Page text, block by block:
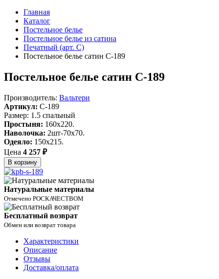
Главная
Каталог
Постельное белье
Постельное белье из сатина
Печатный (арт. С)
Постельное белье сатин С-189
Постельное белье сатин С-189
Производитель: Вальтери
Артикул: C-189
Размер: 1.5 спальный
Простыня: 160х220.
Наволочка: 2шт-70х70.
Одеяло: 150х215.
Цена 4 257 ₽
В корзину
Натуральные материалы
Отмечено РОСКАЧЕСТВОМ
Бесплатный возврат
Обмен или возврат товара
Характеристики
Описание
Отзывы
Доставка/оплата